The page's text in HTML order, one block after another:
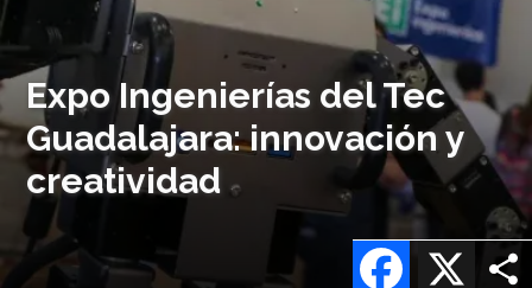
Expo Ingenierías del Tec
Guadalajara: innovación y
creatividad
X
Facebook